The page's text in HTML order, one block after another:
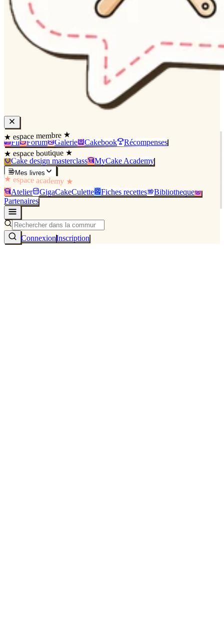
★ espace membre ★
Fil Forum Galerie Cakebook Récompenses
★ espace boutique ★
Cake design masterclass MyCake Academy
Mes livres
★ espace academy ★
Atelier GigaCakeCulette Fiches recettes
Bibliothèque
Partenaires
ConnexionInscription